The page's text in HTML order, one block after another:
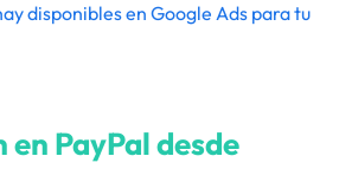
disponibles en Google Ads para tu
PayPal desde